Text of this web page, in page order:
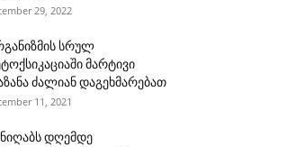
29, 2022
სრულ
მარტივი
ძალიან დაგეხმარებათ
11, 2021
ნიღაბს დღემდე